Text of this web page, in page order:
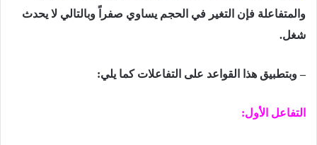
والمتفاعلة فإن التغیر في الحجم یساوي صفراً وبالتالي لا یحدث
شغل.
– وبتطبیق ھذا القواعد على التفاعلات كما يلي:
التفاعل الأول: